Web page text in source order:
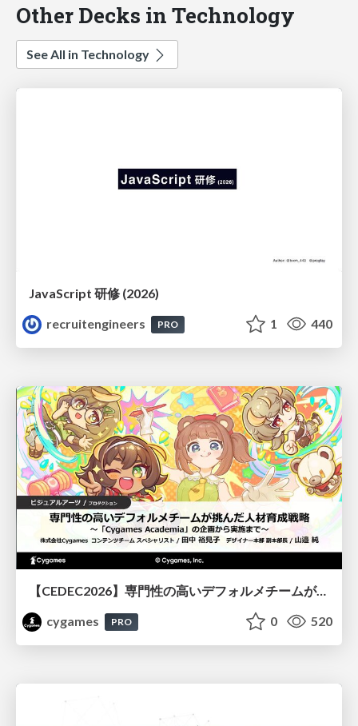
Other Decks in Technology
See All in Technology
JavaScript 研修 (2026)
recruitengineers
PRO 1 440
【CEDEC2026】専門性の高いデフォルメチームが挑んだ人材育成戦略 〜Cygames Academiaの企画から実施まで〜
cygames
PRO 0 520